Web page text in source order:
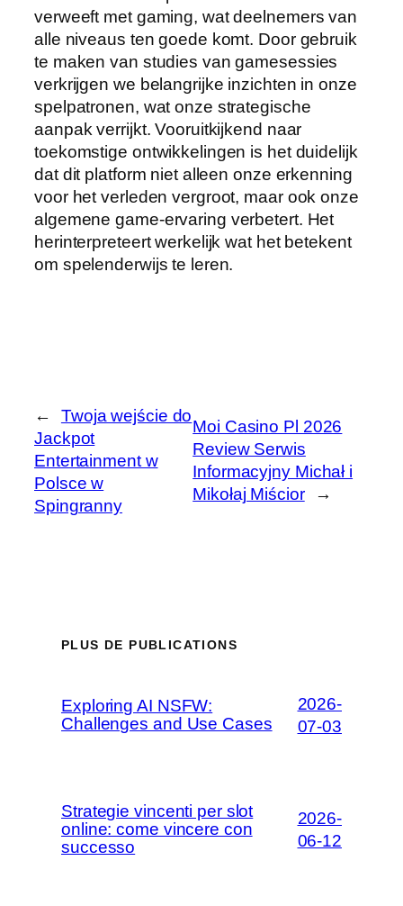
verweeft met gaming, wat deelnemers van
alle niveaus ten goede komt. Door gebruik
te maken van studies van gamesessies
verkrijgen we belangrijke inzichten in onze
spelpatronen, wat onze strategische
aanpak verrijkt. Vooruitkijkend naar
toekomstige ontwikkelingen is het duidelijk
dat dit platform niet alleen onze erkenning
voor het verleden vergroot, maar ook onze
algemene game-ervaring verbetert. Het
herinterpreteert werkelijk wat het betekent
om spelenderwijs te leren.
←
Twoja wejście do
Jackpot
Entertainment w
Polsce w
Spingranny
Moi Casino Pl 2026
Review Serwis
Informacyjny Michał i
Mikołaj Miścior
→
PLUS DE PUBLICATIONS
Exploring AI NSFW:
Challenges and Use Cases
2026-
07-03
Strategie vincenti per slot
online: come vincere con
successo
2026-
06-12